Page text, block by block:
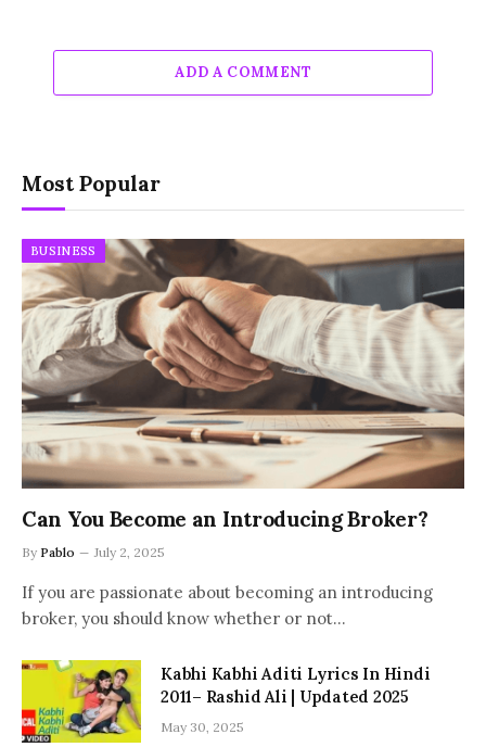
ADD A COMMENT
Most Popular
BUSINESS
Can You Become an Introducing Broker?
By Pablo July 2, 2025
If you are passionate about becoming an introducing
broker, you should know whether or not…
Kabhi Kabhi Aditi Lyrics In Hindi
2011– Rashid Ali | Updated 2025
May 30, 2025